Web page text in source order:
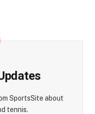
SportsSite about
tennis.